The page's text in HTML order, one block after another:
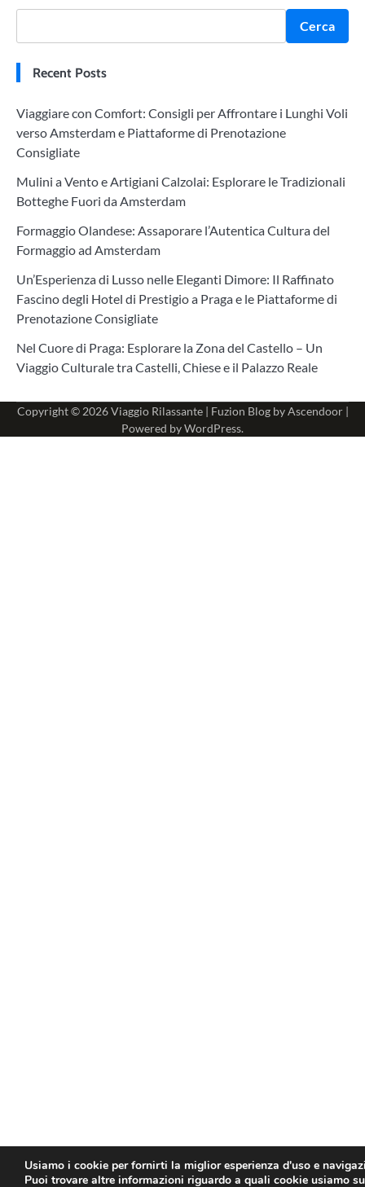
Cerca
Recent Posts
Viaggiare con Comfort: Consigli per Affrontare i Lunghi Voli
verso Amsterdam e Piattaforme di Prenotazione
Consigliate
Mulini a Vento e Artigiani Calzolai: Esplorare le Tradizionali
Botteghe Fuori da Amsterdam
Formaggio Olandese: Assaporare l’Autentica Cultura del
Formaggio ad Amsterdam
Un’Esperienza di Lusso nelle Eleganti Dimore: Il Raffinato
Fascino degli Hotel di Prestigio a Praga e le Piattaforme di
Prenotazione Consigliate
Nel Cuore di Praga: Esplorare la Zona del Castello – Un
Viaggio Culturale tra Castelli, Chiese e il Palazzo Reale
Copyright © 2026Viaggio Rilassante| Fuzion Blog byAscendoor|
Powered byWordPress.
Usiamo i cookie per fornirti la miglior esperienza d'uso e
Puoi trovare altre informazioni riguardo a quali cookie usiamo